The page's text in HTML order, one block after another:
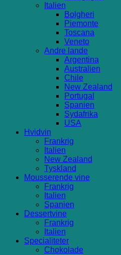
Italien
Bolgheri
Piemonte
Toscana
Veneto
Andre lande
Argentina
Australien
Chile
New Zealand
Portugal
Spanien
Sydafrika
USA
Hvidvin
Frankrig
Italien
New Zealand
Tyskland
Mousserende vine
Frankrig
Italien
Spanien
Dessertvine
Frankrig
Italien
Specialiteter
Chokolade